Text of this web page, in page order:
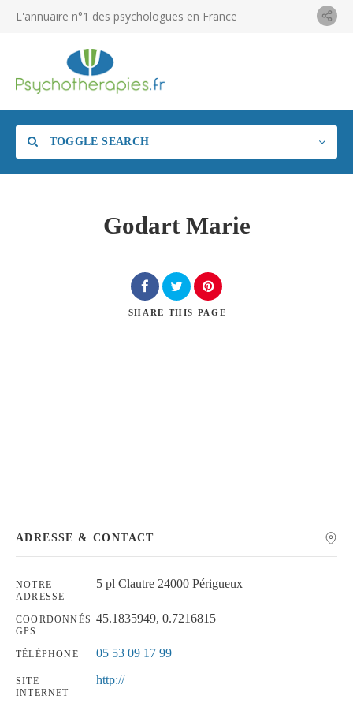
L'annuaire n°1 des psychologues en France
TOGGLE SEARCH
Godart Marie
SHARE THIS PAGE
ADRESSE & CONTACT
NOTRE
ADRESSE
5 pl Clautre 24000 Périgueux
COORDONNÉS
GPS
45.1835949, 0.7216815
TÉLÉPHONE 05 53 09 17 99
SITE
INTERNET
http://